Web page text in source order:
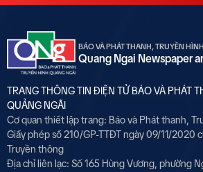
BÁO VÀ PHÁT THANH, TRUYỀN
Quang Ngai Newspaper
TRANG THÔNG TIN ĐIỆN TỬ BÁO VÀ PHÁT
QUẢNG NGÃI
Cơ quan thiết lập trang: Báo và Phát thanh,
Giấy phép số 210/GP-TTĐT ngày 09/11/2020
Truyền thông
Địa chỉ liên lạc: Số 165 Hùng Vương, phường